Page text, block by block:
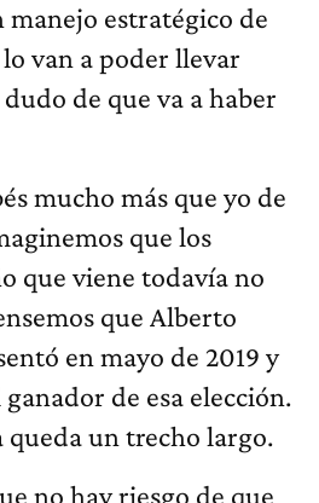
estratégico de
van a poder llevar
de que va a haber
mucho más que yo de
que los
que viene todavía no
que Alberto
en mayo de 2019 y
de esa elección.
queda un trecho largo.
no hay riesgo de que